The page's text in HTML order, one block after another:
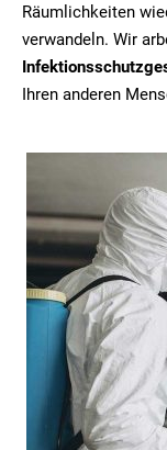
Räumlichkeiten
verwandeln. Wir
Ihren anderen